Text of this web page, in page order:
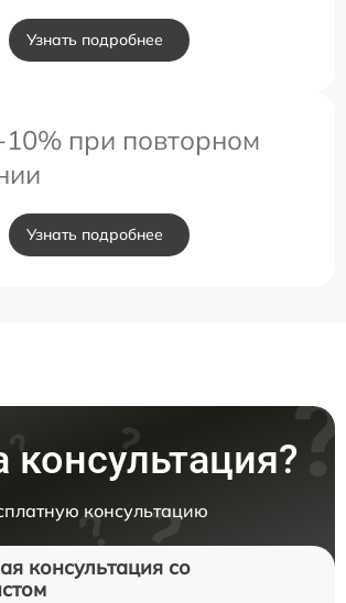
Узнать подробнее
при повторном
Узнать подробнее
консультацию
консультация со